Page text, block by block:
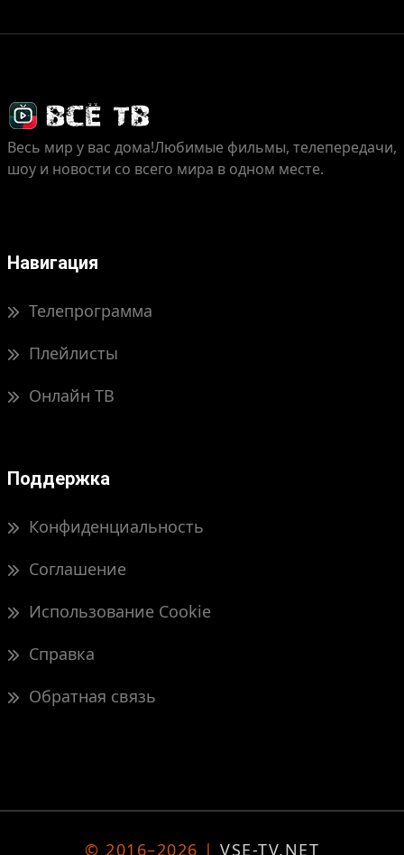
Весь мир у вас дома!Любимые фильмы, телепередачи,
шоу и новости со всего мира в одном месте.
Навигация
Телепрограмма
Плейлисты
Онлайн ТВ
Поддержка
Конфиденциальность
Соглашение
Использование Cookie
Справка
Обратная связь
© 2016–2026 | VSE-TV.NET